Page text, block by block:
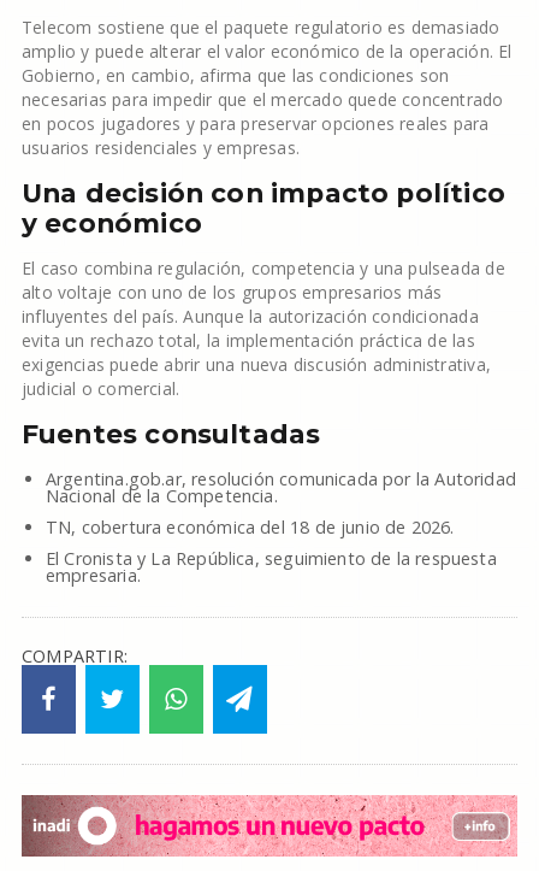
Telecom sostiene que el paquete regulatorio es demasiado
amplio y puede alterar el valor económico de la operación. El
Gobierno, en cambio, afirma que las condiciones son
necesarias para impedir que el mercado quede concentrado
en pocos jugadores y para preservar opciones reales para
usuarios residenciales y empresas.
Una decisión con impacto político
y económico
El caso combina regulación, competencia y una pulseada de
alto voltaje con uno de los grupos empresarios más
influyentes del país. Aunque la autorización condicionada
evita un rechazo total, la implementación práctica de las
exigencias puede abrir una nueva discusión administrativa,
judicial o comercial.
Fuentes consultadas
Argentina.gob.ar, resolución comunicada por la Autoridad
Nacional de la Competencia.
TN, cobertura económica del 18 de junio de 2026.
El Cronista y La República, seguimiento de la respuesta
empresaria.
COMPARTIR: